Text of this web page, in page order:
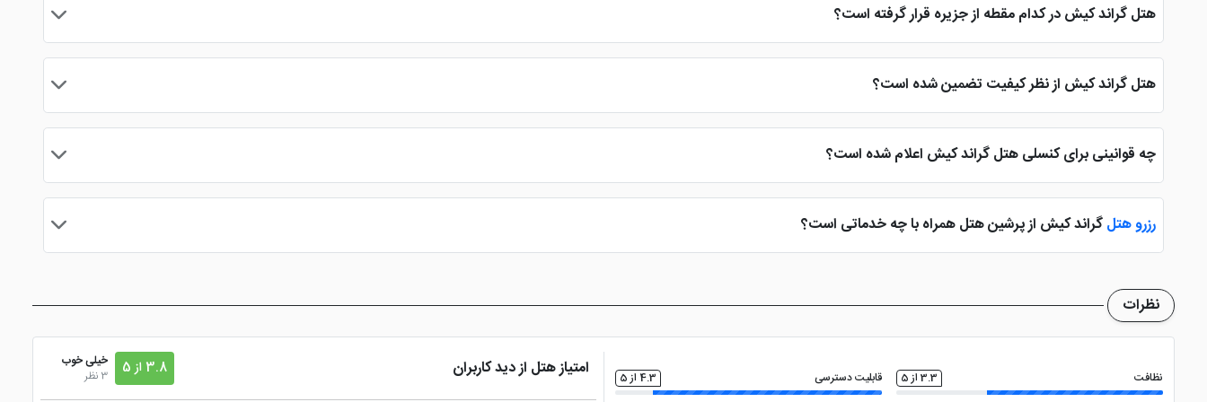
هتل گراند کیش در کدام مقطه از جزیره قرار گرفته است؟
برای دسترسی و اقامت در هتل گراند کیش پس از ورود به جزیره، به بلوار موج و دریا مراجعه کنید. پس از آن این هتل درست در رو به روی بازار ونوس قابل رویت می باشد.
هتل گراند کیش از نظر کیفیت تضمین شده است؟
هتل گراند کیش، هتلی با کیفیت مناسب است که آسایش مهمانان در طول اقامت را تضمین می کند. با این وجود اگر علاقه مند هستید پیش از رزرو خود اطمینان کامل را از کیفیت این هتل به دست آورید، آن را با
هتل هایی هم لِول و با کیفیت در جزیره مانند
چه قوانینی برای کنسلی هتل گراند کیش اعلام شده است؟
برای کنسلی هتل گراند کیش پیش از 72 ساعت اقدام کنید تا از نظر هزینه با حداقل ضرر ممکن مواجه شوید. زیرا در کنسل پیش از 72 ساعت ورود به هتل تنها یک شب از هزینه اقامت کثر می شود اما در 24 ساعت
هیچ هزینه ای به شما بازگردانده نمی شود.
رزرو هتلگراند کیش از پرشین هتل همراه با چه خدماتی است؟
شما در زمان رزرو هتل گراند کیش از پرشین هتل از خدماتی همچون ترانسفر، پشتیبانی 24 ساعته، نظر سنجی حین و پس از سفر، تخفیفات ویژه و باور نکردنی و ... برخوردار خواهید شد.علاوه بر این میتوانید با
رزرو
نظرات
نظافت 3.3 از 5 قابلیت دسترسی 4.3 از 5 امتیاز هتل از دید کاربران 3.8 از 5
خیلی خوب
3 نظر